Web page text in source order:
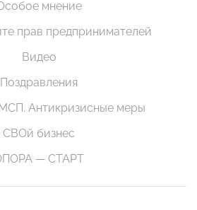
мнение
прав предпринимателей
Видео
Поздравления
Антикризисные меры
СВОй бизнес
— СТАРТ